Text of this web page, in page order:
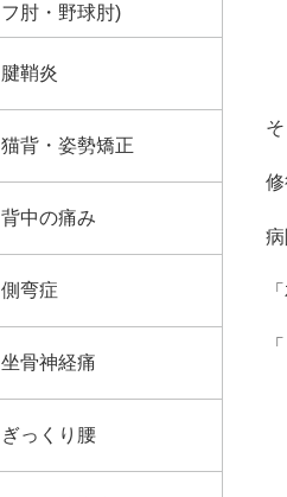
フ肘・野球肘)
腱鞘炎
猫背・姿勢矯正
背中の痛み
側弯症
坐骨神経痛
ぎっくり腰
「